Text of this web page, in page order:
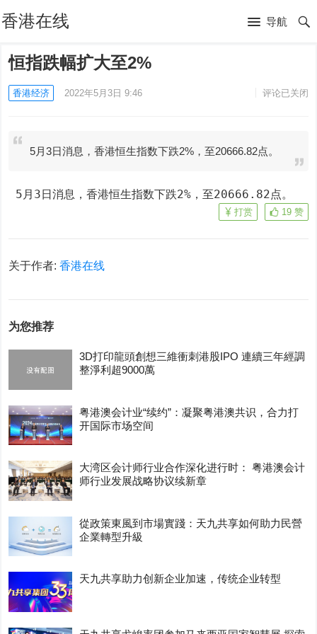
香港在线 导航
恒指跌幅扩大至2%
香港经济 2022年5月3日 9:46 评论已关闭
5月3日消息，香港恒生指数下跌2%，至20666.82点。
5月3日消息，香港恒生指数下跌2%，至20666.82点。
19 赞
打赏
关于作者:香港在线
为您推荐
3D打印龍頭創想三維衝刺港股IPO 連續三年經調
整淨利超9000萬
粤港澳会计业“续约”：凝聚粤港澳共识，合力打
开国际市场空间
大湾区会计师行业合作深化进行时： 粤港澳会计
师行业发展战略协议续新章
從政策東風到市場實踐：天九共享如何助力民營
企業轉型升級
天九共享助力创新企业加速，传统企业转型